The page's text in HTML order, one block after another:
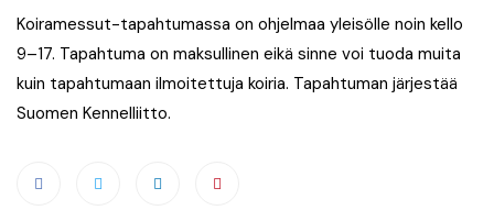
Koiramessut-tapahtumassa on ohjelmaa yleisölle noin kello
9–17. Tapahtuma on maksullinen eikä sinne voi tuoda muita
kuin tapahtumaan ilmoitettuja koiria. Tapahtuman järjestää
Suomen Kennelliitto.